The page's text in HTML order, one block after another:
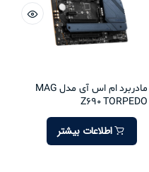
مادربرد ام اس آی مدل MAG
Z690 TORPEDO
اطلاعات بیشتر